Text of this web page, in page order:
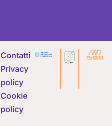
Contatti
Privacy
policy
Cookie
policy